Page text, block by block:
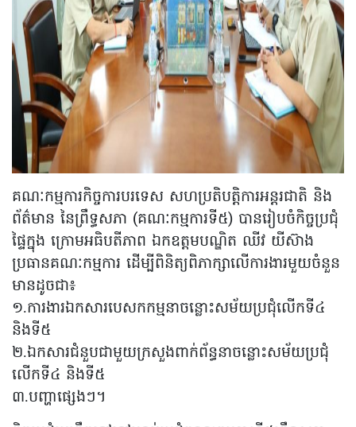
គណៈកម្មការកិច្ចការបរទេស សហប្រតិបត្តិការអន្តរជាតិ និង
ព័ត៌មាន នៃព្រឹទ្ធសភា (គណៈកម្មការទី៥) បានរៀបចំកិច្ចប្រជុំ
ផ្ទៃក្នុង ក្រោមអធិបតីភាព ឯកឧត្តមបណ្ឌិត ឈីវ យីស៊ាង
ប្រធានគណៈកម្មការ ដើម្បីពិនិត្យពិភាក្សាលើការងារមួយចំនួន
មានដូចជា៖
១.ការងារឯកសារបេសកកម្មនាចន្លោះសម័យប្រជុំលើកទី៤
និងទី៥
២.ឯកសារជំនួបជាមួយក្រសួងពាក់ព័ន្ធនាចន្លោះសម័យប្រជុំ
លើកទី៤ និងទី៥
៣.បញ្ហាផ្សេងៗ។